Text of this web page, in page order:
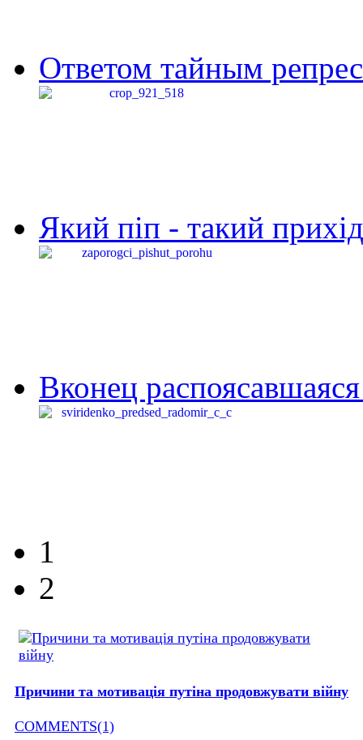
Ответом тайным
Який піп - такий
Вконец
1
2
Причини та мотивація путіна продовжувати війну
COMMENTS(1)